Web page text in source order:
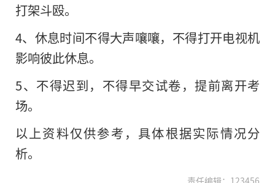
打架斗殴。
4、休息时间不得大声嚷嚷，不得打开电视机
影响彼此休息。
5、不得迟到，不得早交试卷，提前离开考
场。
以上资料仅供参考，具体根据实际情况分
析。